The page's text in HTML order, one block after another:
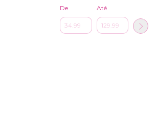
De Até